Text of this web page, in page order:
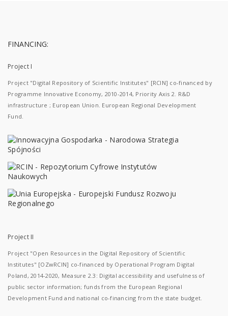
FINANCING:
Project I
Project "Digital Repository of Scientific Institutes" [RCIN] co-financed by
Programme Innovative Economy, 2010-2014, Priority Axis 2. R&D
infrastructure ; European Union. European Regional Development
Fund.
Project II
Project "Open Resources in the Digital Repository of Scientific
Institutes" [OZwRCIN] co-financed by Operational Program Digital
Poland, 2014-2020, Measure 2.3: Digital accessibility and usefulness of
public sector information; funds from the European Regional
Development Fund and national co-financing from the state budget.